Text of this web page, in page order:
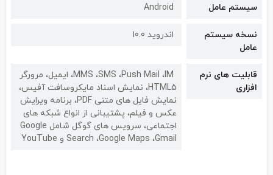
سیستم عامل Android
نسخه سیستم
عامل
اندروید 10.0
قابلیت های نرم
افزاری
MMS ،SMS ،Push Mail ،IM، ایمیل، مرورگر
HTML5، نمایش اسناد مایکروسافت آفیس،
نمایش فایل های متنی PDF، برنامه ویرایش
عکس و فیلم، پشتیبانی از انواع شبکه های
اجتماعی، سرویس های گوگل شامل Google
Search ،Google Maps ،Gmail و YouTube